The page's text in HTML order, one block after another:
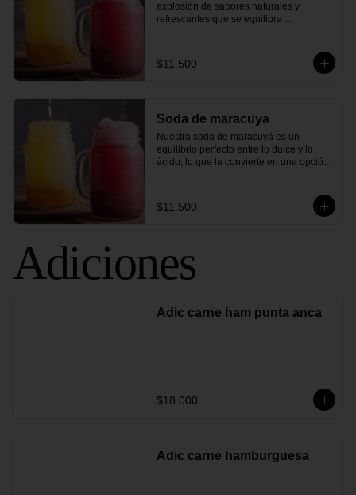
explosión de sabores naturales y
refrescantes que se equilibra
una sensación de frescura y
satisfacción, ideal para acompañar
$11.500
Soda de maracuya
Nuestra soda de maracuyá es un
equilibrio perfecto entre lo dulce y lo
ácido, lo que la convierte en una opción
mezcla armoniosamente con las
burbujas que dan vida a esta bebida,
$11.500
Adiciones
Adic carne ham punta anca
$18.000
Adic carne hamburguesa